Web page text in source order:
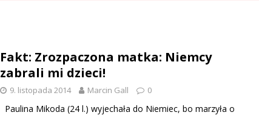
Fakt: Zrozpaczona matka: Niemcy
zabrali mi dzieci!
9. listopada 2014 Marcin Gall 0
Paulina Mikoda (24 l.) wyjechała do Niemiec, bo marzyła o